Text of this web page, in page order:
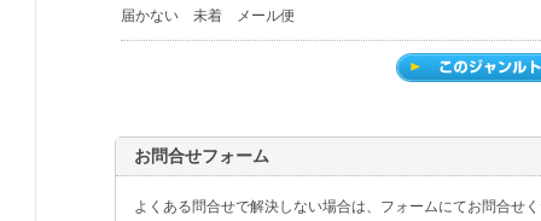
届かない 未着 メール便
お問合せフォーム
よくある問合せで解決しない場合は、フォームにてお問合せ